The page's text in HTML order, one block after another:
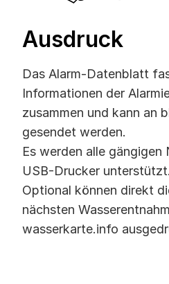
Ausdruck
Das Alarm-Datenblatt
Informationen der
zusammen und kann an
gesendet werden.
Es werden alle
USB-Drucker unterstützt.
Optional können direkt
nächsten
wasserkarte.info